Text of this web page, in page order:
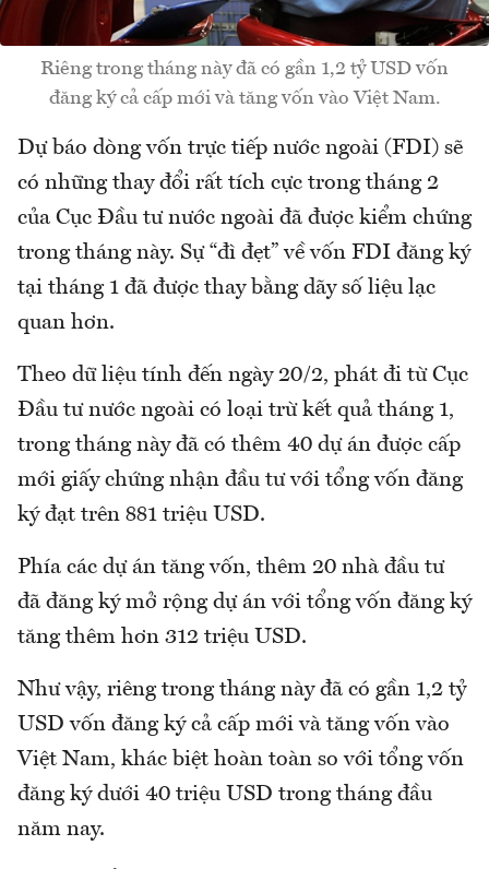
Riêng trong tháng này đã có gần 1,2 tỷ USD vốn
đăng ký cả cấp mới và tăng vốn vào Việt Nam.
Dự báo dòng vốn trực tiếp nước ngoài (FDI) sẽ
có những thay đổi rất tích cực trong tháng 2
của Cục Đầu tư nước ngoài đã được kiểm chứng
trong tháng này. Sự “đì đẹt” về vốn FDI đăng ký
tại tháng 1 đã được thay bằng dãy số liệu lạc
quan hơn.
Theo dữ liệu tính đến ngày 20/2, phát đi từ Cục
Đầu tư nước ngoài có loại trừ kết quả tháng 1,
trong tháng này đã có thêm 40 dự án được cấp
mới giấy chứng nhận đầu tư với tổng vốn đăng
ký đạt trên 881 triệu USD.
Phía các dự án tăng vốn, thêm 20 nhà đầu tư
đã đăng ký mở rộng dự án với tổng vốn đăng ký
tăng thêm hơn 312 triệu USD.
Như vậy, riêng trong tháng này đã có gần 1,2 tỷ
USD vốn đăng ký cả cấp mới và tăng vốn vào
Việt Nam, khác biệt hoàn toàn so với tổng vốn
đăng ký dưới 40 triệu USD trong tháng đầu
năm nay.